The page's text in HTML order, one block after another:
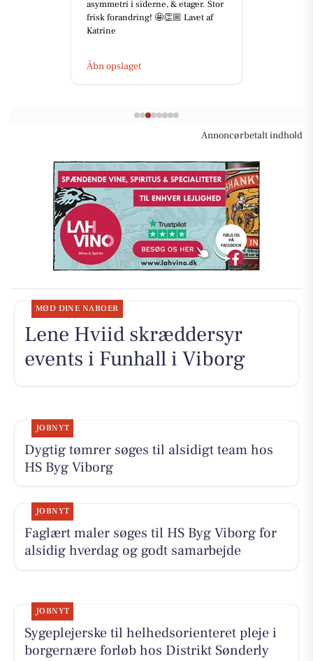
asymmetri i siderne, & etager. Stor
frisk forandring! 🤩👏🏼 Lavet af
Katrine
Åbn opslaget
Annoncørbetalt indhold
MØD DINE NABOER
Lene Hviid skræddersyr
events i Funhall i Viborg
JOBNYT
Dygtig tømrer søges til alsidigt team hos
HS Byg Viborg
JOBNYT
Faglært maler søges til HS Byg Viborg for
alsidig hverdag og godt samarbejde
JOBNYT
Sygeplejerske til helhedsorienteret pleje i
borgernære forløb hos Distrikt Sønderly